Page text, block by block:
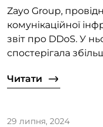
Zayo Group,
комунікаційної
звіт про DDoS. У
спостерігала
Читати
29 липня, 2024